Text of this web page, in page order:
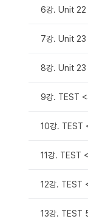
6강. Unit 22
7강. Unit 23
8강. Unit 23
9강. TEST
10강. TEST
11강. TEST
12강. TEST
13강. TEST